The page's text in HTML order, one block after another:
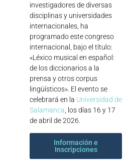
investigadores de diversas
disciplinas y universidades
internacionales, ha
programado este congreso
internacional, bajo el título:
«Léxico musical en español:
de los diccionarios a la
prensa y otros corpus
lingüísticos». El evento se
celebrará en la Universidad de
Salamanca , los días 16 y 17
de abril de 2026.
Información e
Inscripciones